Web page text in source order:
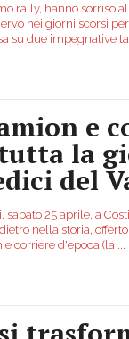
rally, hanno sorriso
nei giorni scorsi
su due impegnative
e
la
del
25 aprile, a
nella storia,
corriere d'epoca (la